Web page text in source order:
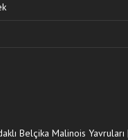
Belçika Malinois